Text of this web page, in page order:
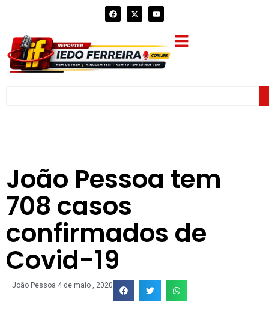
João Pessoa tem
708 casos
confirmados de
Covid-19
João Pessoa 4 de maio , 2020